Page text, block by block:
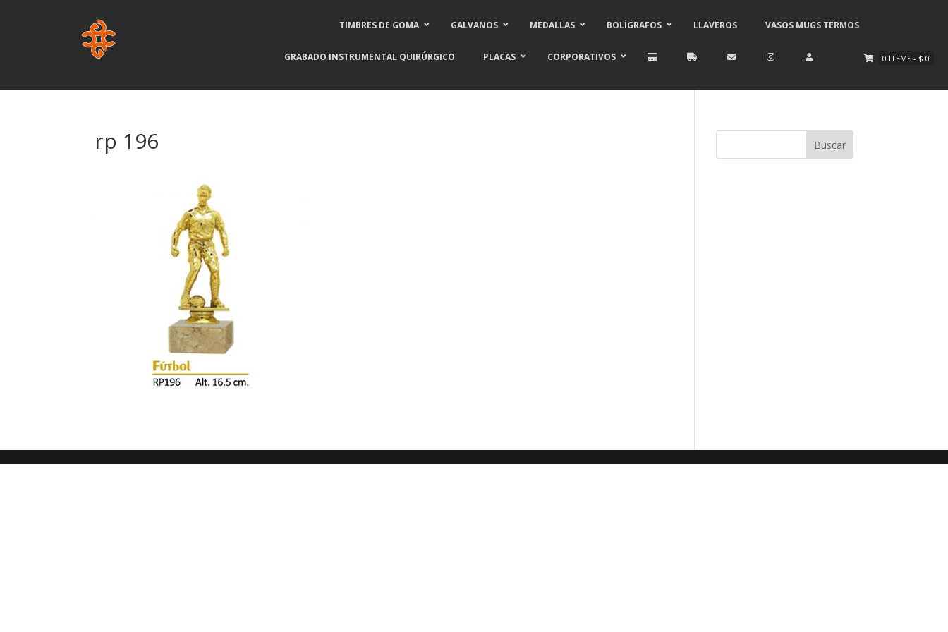
TIMBRES DE GOMA GALVANOS MEDALLAS BOLÍGRAFOS LLAVEROS VASOS MUGS TERMOS
GRABADO INSTRUMENTAL QUIRÚRGICO PLACAS CORPORATIVOS 0 ITEMS - $ 0
rp 196